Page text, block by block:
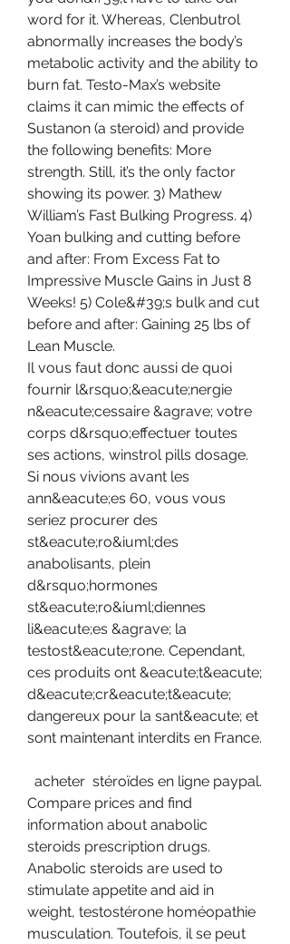
word for it. Whereas, Clenbutrol
abnormally increases the body’s
metabolic activity and the ability to
burn fat. Testo-Max’s website
claims it can mimic the effects of
Sustanon (a steroid) and provide
the following benefits: More
strength. Still, it’s the only factor
showing its power. 3) Mathew
William’s Fast Bulking Progress. 4)
Yoan bulking and cutting before
and after: From Excess Fat to
Impressive Muscle Gains in Just 8
Weeks! 5) Cole&#39;s bulk and cut
before and after: Gaining 25 lbs of
Lean Muscle.
Il vous faut donc aussi de quoi
fournir l&rsquo;&eacute;nergie
n&eacute;cessaire &agrave; votre
corps d&rsquo;effectuer toutes
ses actions, winstrol pills dosage.
Si nous vivions avant les
ann&eacute;es 60, vous vous
seriez procurer des
st&eacute;ro&iuml;des
anabolisants, plein
d&rsquo;hormones
st&eacute;ro&iuml;diennes
li&eacute;es &agrave; la
testost&eacute;rone. Cependant,
ces produits ont &eacute;t&eacute;
d&eacute;cr&eacute;t&eacute;
dangereux pour la sant&eacute; et
sont maintenant interdits en France.
  acheter  stéroïdes en ligne paypal.
Compare prices and find
information about anabolic
steroids prescription drugs.
Anabolic steroids are used to
stimulate appetite and aid in
weight, testostérone homéopathie
musculation. Toutefois, il se peut